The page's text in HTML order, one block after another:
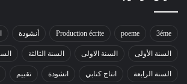
3éme
poeme
Production écrite أنشودة
السنة الأولى السنة الاولى السنة الثالثة
السنة الرابعة انتاج كتابي انشودة تقييم